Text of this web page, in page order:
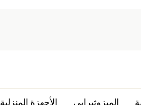
الميزوثيرابي الأجهزة المنزلية